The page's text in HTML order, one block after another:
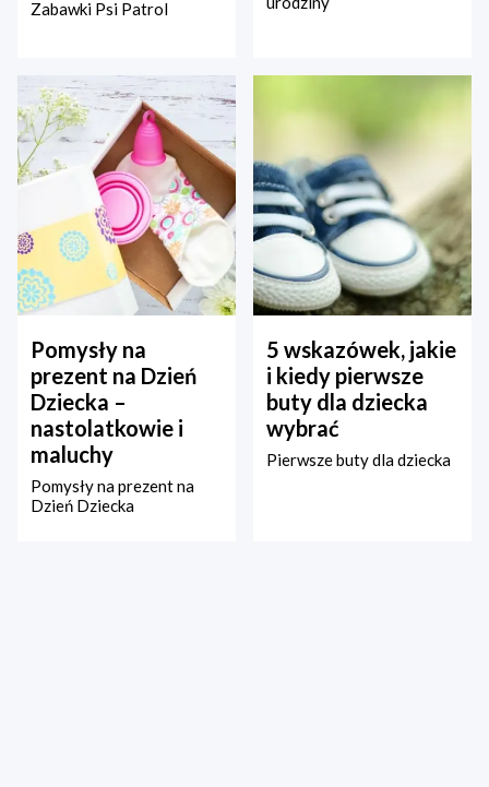
Zabawki Psi Patrol
Pomysły na
prezent na Dzień
Dziecka –
nastolatkowie i
maluchy
Pomysły na prezent na
Dzień Dziecka
5 wskazówek, jakie
i kiedy pierwsze
buty dla dziecka
wybrać
Pierwsze buty dla dziecka